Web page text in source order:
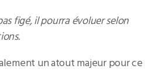
figé, il pourra évoluer selon
un atout majeur pour ce